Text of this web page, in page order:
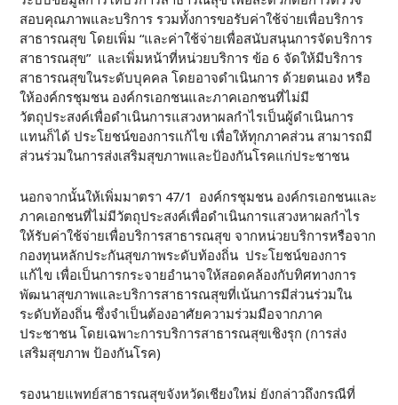
สอบคุณภาพและบริการ รวมทั้งการขอรับค่าใช้จ่ายเพื่อบริการ
สาธารณสุข โดยเพิ่ม “และค่าใช้จ่ายเพื่อสนับสนุนการจัดบริการ
สาธารณสุข” และเพิ่มหน้าที่หน่วยบริการ ข้อ 6 จัดให้มีบริการ
สาธารณสุขในระดับบุคคล โดยอาจดำเนินการ ด้วยตนเอง หรือ
ให้องค์กรชุมชน องค์กรเอกชนและภาคเอกชนที่ไม่มี
วัตถุประสงค์เพื่อดำเนินการแสวงหาผลกำไรเป็นผู้ดำเนินการ
แทนก็ได้ ประโยชน์ของการแก้ไข เพื่อให้ทุกภาคส่วน สามารถมี
ส่วนร่วมในการส่งเสริมสุขภาพและป้องกันโรคแก่ประชาชน
นอกจากนั้นให้เพิ่มมาตรา 47/1 องค์กรชุมชน องค์กรเอกชนและ
ภาคเอกชนที่ไม่มีวัตถุประสงค์เพื่อดำเนินการแสวงหาผลกำไร
ให้รับค่าใช้จ่ายเพื่อบริการสาธารณสุข จากหน่วยบริการหรือจาก
กองทุนหลักประกันสุขภาพระดับท้องถิ่น ประโยชน์ของการ
แก้ไข เพื่อเป็นการกระจายอำนาจให้สอดคล้องกับทิศทางการ
พัฒนาสุขภาพและบริการสาธารณสุขที่เน้นการมีส่วนร่วมใน
ระดับท้องถิ่น ซึ่งจำเป็นต้องอาศัยความร่วมมือจากภาค
ประชาชน โดยเฉพาะการบริการสาธารณสุขเชิงรุก (การส่ง
เสริมสุขภาพ ป้องกันโรค)
รองนายแพทย์สาธารณสุขจังหวัดเชียงใหม่ ยังกล่าวถึงกรณีที่